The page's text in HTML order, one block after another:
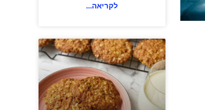
לקריאה...